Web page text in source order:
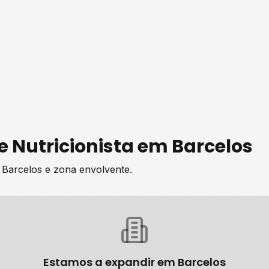
Nutricionistaem Barcelos
Barcelos e zona envolvente.
Estamos a expandir em Barcelos